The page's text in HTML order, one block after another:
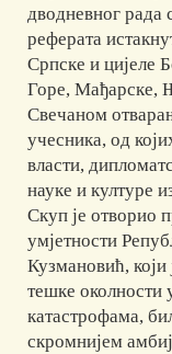
дводневног рада
реферата
Српске и цијеле
Горе, Мађарске,
Свечаном
учесника, од
власти,
науке и културе
Скуп је отворио
умјетности
Кузмановић, који
тешке околности
катастрофама,
скромнијем